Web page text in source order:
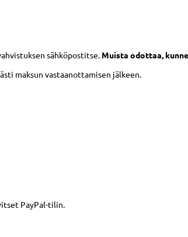
sähköpostitse. Muista odottaa,
maksun vastaanottamisen jälkeen.
PayPal-tilin.